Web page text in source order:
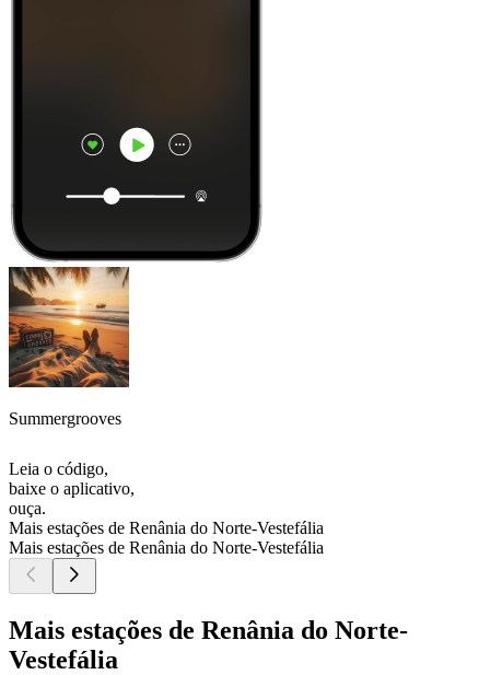
Summergrooves
Leia o código,
baixe o aplicativo,
ouça.
Mais estações de Renânia do Norte-Vestefália
Mais estações de Renânia do Norte-Vestefália
Mais estações de Renânia do Norte-
Vestefália